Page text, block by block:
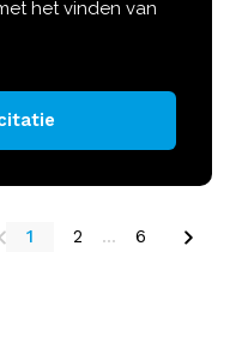
het vinden van
1 2 ... 6